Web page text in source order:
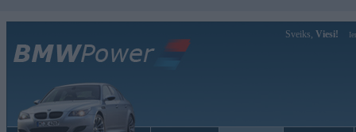
Sveiks, Viesi!